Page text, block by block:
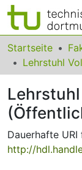
Bereiche &
Das gesamte
Statistiken
FAQ
Leitlinien
Startseite
Dauerhafte
http://